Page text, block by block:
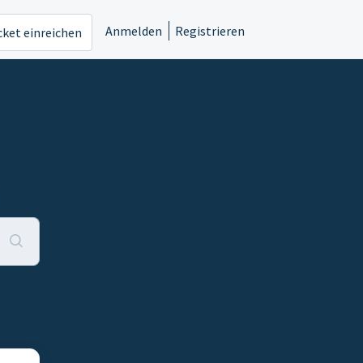
einreichen Anmelden Registrieren